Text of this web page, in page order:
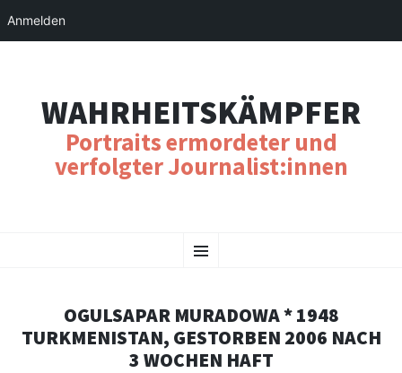
WAHRHEITSKÄMPFER
Portraits ermordeter und
verfolgter Journalist:innen
Menu
TO
OGULSAPAR MURADOWA * 1948
TURKMENISTAN, GESTORBEN 2006 NACH
3 WOCHEN HAFT
Anmelden